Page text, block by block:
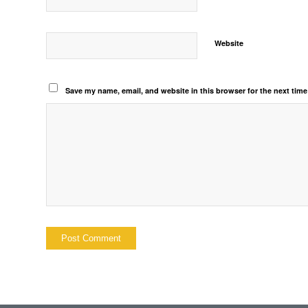
Website
Save my name, email, and website in this browser for the next